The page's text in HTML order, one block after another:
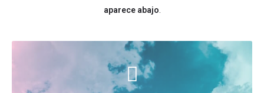
aparece abajo